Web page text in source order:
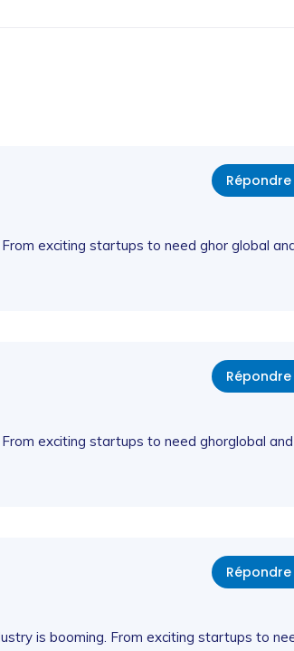
exciting startups to need ghor global
Répondre
exciting startups to need ghorglobal and
Répondre
is booming. From exciting startups to
Répondre